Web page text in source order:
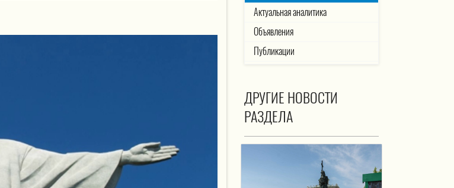
Актуальная аналитика
Объявления
Публикации
ДРУГИЕ НОВОСТИ
РАЗДЕЛА